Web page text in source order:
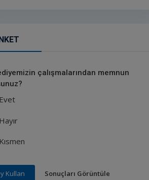
çalışmalarından memnun
Evet
Hayır
Kısmen
Kullan Sonuçları Görüntüle